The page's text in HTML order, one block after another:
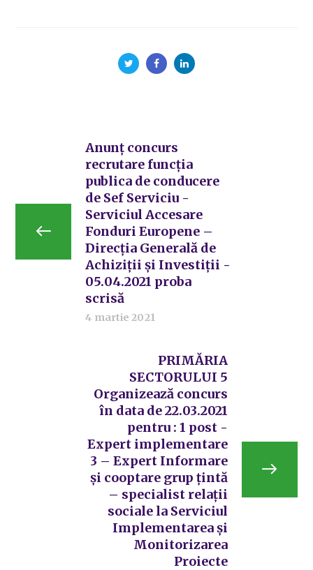
Anunț concurs
recrutare funcția
publica de conducere
de Sef Serviciu -
Serviciul Accesare
Fonduri Europene –
Direcția Generală de
Achiziții și Investiții -
05.04.2021 proba
scrisă
4 martie 2021
PRIMĂRIA
SECTORULUI 5
Organizează concurs
în data de 22.03.2021
pentru : 1 post -
Expert implementare
3 – Expert Informare
și cooptare grup țintă
– specialist relații
sociale la Serviciul
Implementarea și
Monitorizarea
Proiecte